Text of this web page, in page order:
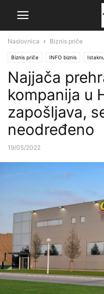
Naslovnica Biznis priče
Biznis priče INFO biznis
Najjača
kompanija u
zapošljava,
neodređeno
19/05/2022